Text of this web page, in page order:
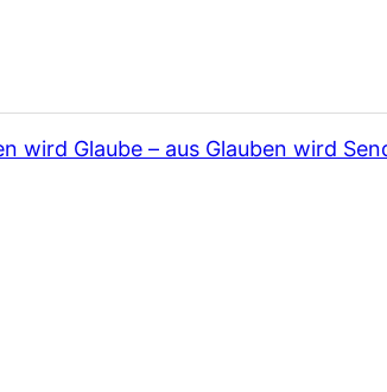
wird Glaube – aus Glauben wird